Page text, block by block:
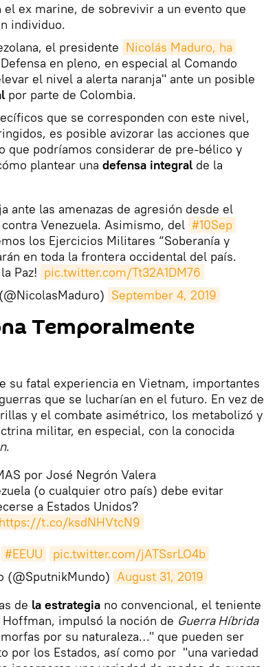
el ex marine, de sobrevivir a un evento que
individuo.
el presidente Nicolás Maduro, ha
en pleno, en especial al Comando
el nivel a alerta naranja" ante un posible
por parte de Colombia.
que se corresponden con este nivel,
es posible avizorar las acciones que
que podríamos considerar de pre-bélico y
plantear una defensa integral de la
ante las amenazas de agresión desde el
Venezuela. Asimismo, del #10Sep
los Ejercicios Militares “Soberanía y
en toda la frontera occidental del país.
Paz! pic.twitter.com/Tt32A1DM76
September 4, 2019
Temporalmente
su fatal experiencia en Vietnam, importantes
que se lucharían en el futuro. En vez de
y el combate asimétrico, los metabolizó y
militar, en especial, con la conocida
.
por José Negrón Valera
(o cualquier otro país) debe evitar
a Estados Unidos?
https://t.co/ksdNHVtcN9
#EEUU
pic.twitter.com/jATSsrLO4b
(@SputnikMundo) August 31, 2019
de la estrategia no convencional, el teniente
impulsó la noción de Guerra Híbrida
por su naturaleza…" que pueden ser
por los Estados, así como por "una variedad